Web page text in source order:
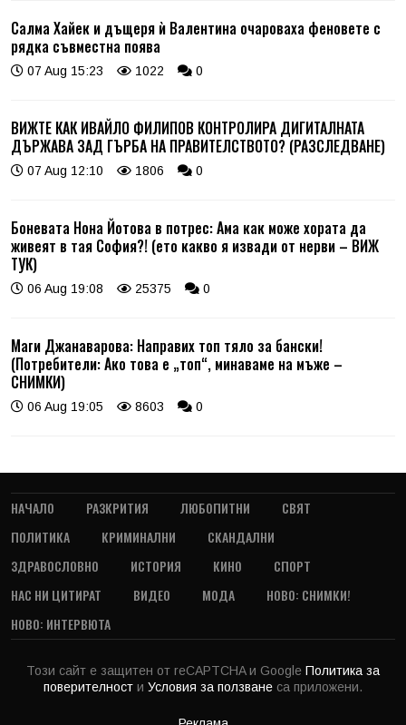
Салма Хайек и дъщеря ѝ Валентина очароваха феновете с
рядка съвместна поява
07 Aug 15:23 1022 0
ВИЖТЕ КАК ИВАЙЛО ФИЛИПОВ КОНТРОЛИРА ДИГИТАЛНАТА
ДЪРЖАВА ЗАД ГЪРБА НА ПРАВИТЕЛСТВОТО? (РАЗСЛЕДВАНЕ)
07 Aug 12:10 1806 0
Боневата Нона Йотова в потрес: Ама как може хората да
живеят в тая София?! (ето какво я извади от нерви – ВИЖ
ТУК)
06 Aug 19:08 25375 0
Маги Джанаварова: Направих топ тяло за бански!
(Потребители: Ако това е „топ“, минаваме на мъже –
СНИМКИ)
06 Aug 19:05 8603 0
НАЧАЛО РАЗКРИТИЯ ЛЮБОПИТНИ
СВЯТ
ПОЛИТИКА
КРИМИНАЛНИ
СКАНДАЛНИ
ЗДРАВОСЛОВНО
ИСТОРИЯ КИНО
СПОРТ
НАС НИ ЦИТИРАТ
ВИДЕО МОДА
НОВО: СНИМКИ!
НОВО: ИНТЕРВЮТА
Този сайт е защитен от reCAPTCHA и Google Политика за
поверителност и Условия за ползване са приложени.